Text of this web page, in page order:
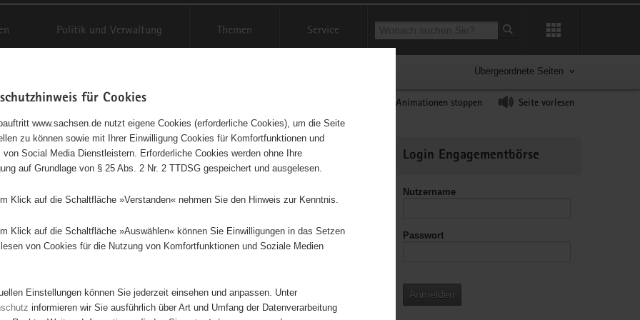
Politik und Verwaltung Themen Service Suchbegriff
Suche starten
Übergeordnete Seiten
Animationen stoppen Seite vorlesen
auf Karte anzeigen
Initiativen Projekte Nach Alphabet Nach Postleitzahl
63 Suchergebnisse
Informationen
Login Engagementbörse
Nutzername
Passwort
Anmelden
für Cookies
www.sachsen.de nutzt eigene Cookies (erforderliche Cookies), um die Seite
zu können sowie mit Ihrer Einwilligung Cookies für Komfortfunktionen und
von Social Media Dienstleistern. Erforderliche Cookies werden ohne Ihre
auf Grundlage von § 25 Abs. 2 Nr. 2 TTDSG gespeichert und ausgelesen.
Klick auf die Schaltfläche »Verstanden« nehmen Sie den Hinweis zur Kenntnis.
Klick auf die Schaltfläche »Auswählen« können Sie Einwilligungen in das Setzen
von Cookies für die Nutzung von Komfortfunktionen und Soziale Medien
Einstellungen können Sie jederzeit einsehen und anpassen. Unter
informieren wir Sie ausführlich über Art und Umfang der Datenverarbeitung